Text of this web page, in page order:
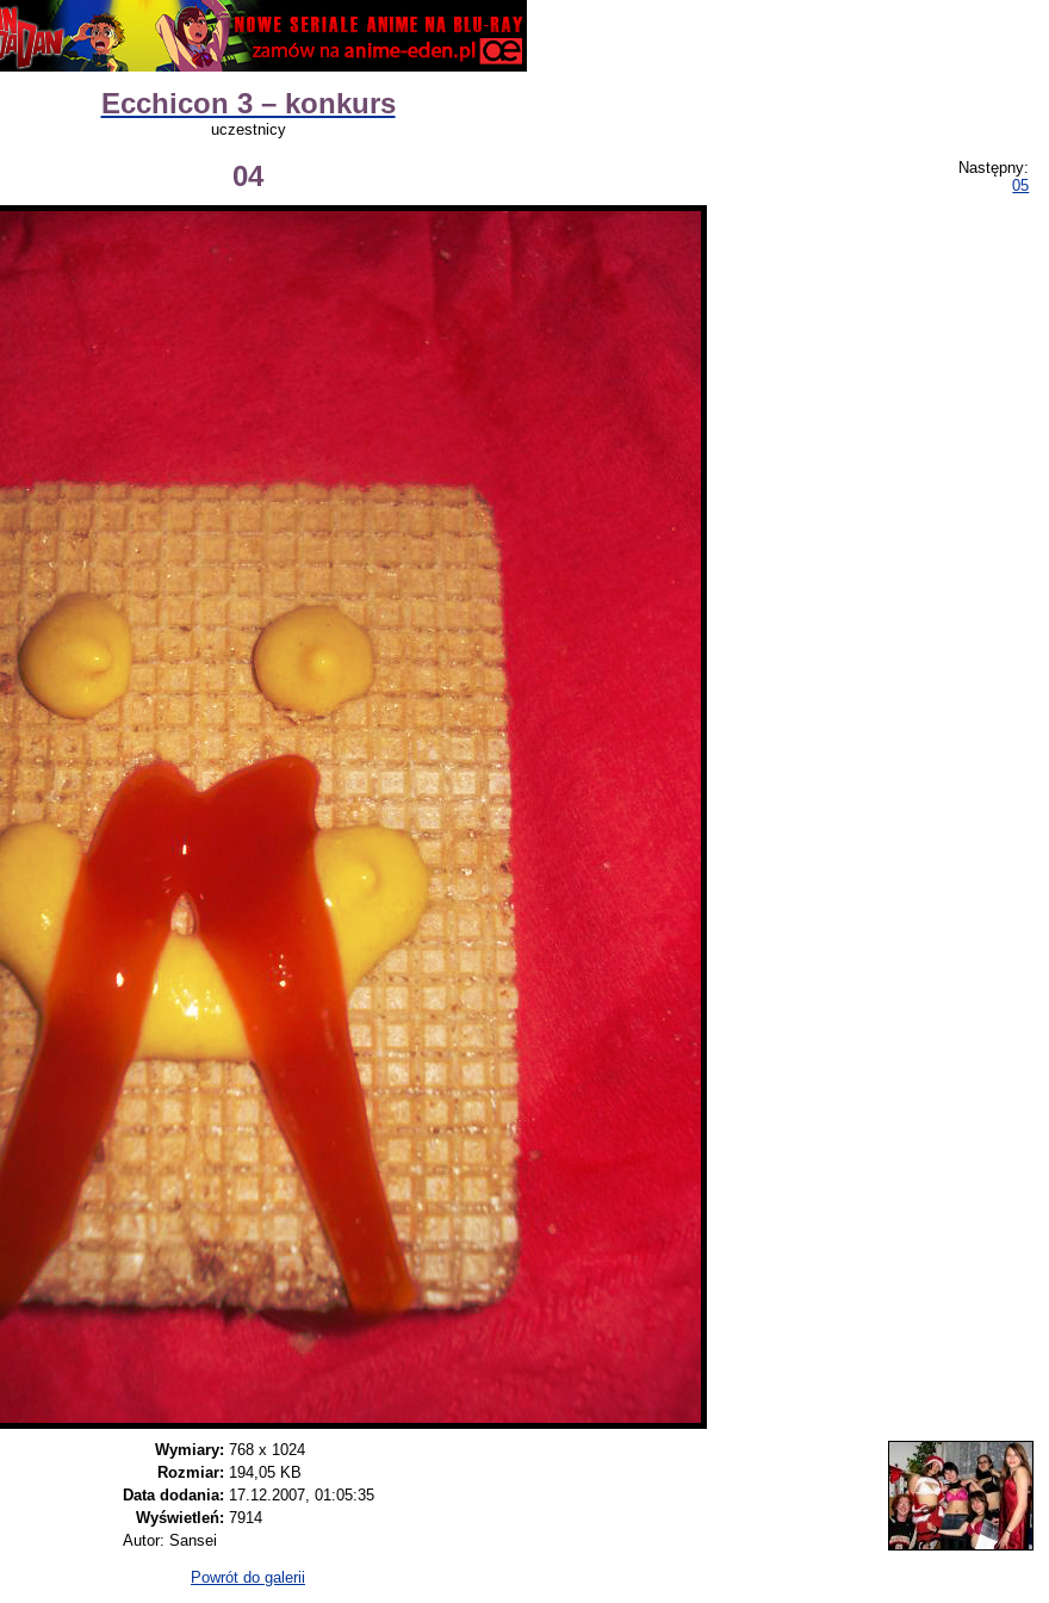
Ecchicon 3 – konkurs
uczestnicy
04
Następny:
05
Wymiary: 768 x 1024
Rozmiar: 194,05 KB
Data dodania: 17.12.2007, 01:05:35
Wyświetleń: 7914
Autor: Sansei
Powrót do galerii